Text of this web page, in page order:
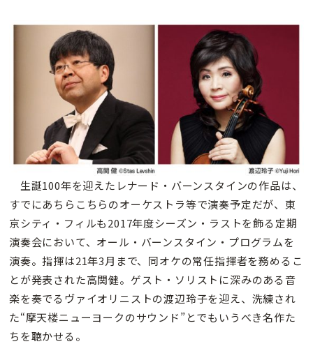
生誕100年を迎えたレナード・バーンスタインの作品は、
すでにあちらこちらのオーケストラ等で演奏予定だが、東
京シティ・フィルも2017年度シーズン・ラストを飾る定期
演奏会において、オール・バーンスタイン・プログラムを
演奏。指揮は21年3月まで、同オケの常任指揮者を務めるこ
とが発表された高関健。ゲスト・ソリストに深みのある音
楽を奏でるヴァイオリニストの渡辺玲子を迎え、洗練され
た“摩天楼ニューヨークのサウンド”とでもいうべき名作た
ちを聴かせる。